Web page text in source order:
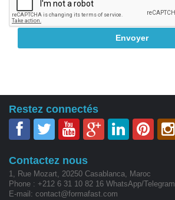
Restez connectés
Contactez nous
1, Rue Mozart, 20250 Casablanca, Maroc
Phone : +212 6 31 10 82 16 WhatsApp/Telegram
E-mail: contact@formafast.com